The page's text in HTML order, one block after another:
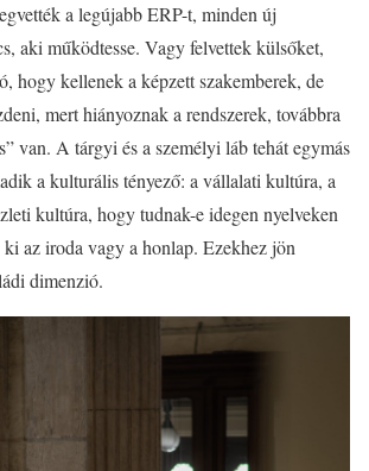
a legújabb ERP-t, minden új
aki működtesse. Vagy felvettek külsőket,
hogy kellenek a képzett szakemberek, de
mert hiányoznak a rendszerek, továbbra
van. A tárgyi és a személyi láb tehát egymás
a kulturális tényező: a vállalati kultúra, a
kultúra, hogy tudnak-e idegen nyelveken
az iroda vagy a honlap. Ezekhez jön
dimenzió.